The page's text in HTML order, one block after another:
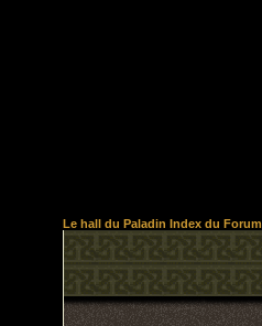
Le hall du Paladin Index du Forum